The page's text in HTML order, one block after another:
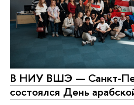
В НИУ ВШЭ — Санкт-
состоялся День